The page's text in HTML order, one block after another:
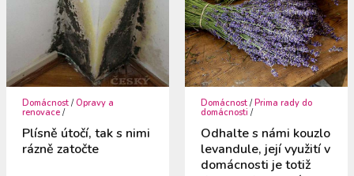
Domácnost /Opravy a
renovace /
Plísně útočí, tak s nimi
rázně zatočte
Domácnost / Prima rady do
domácnosti /
Odhalte s námi kouzlo
levandule, její využití v
domácnosti je totiž